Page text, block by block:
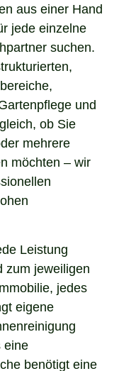
aus einer Hand
jede einzelne
suchen.
und
ob Sie
mehrere
möchten – wir
Leistung
zum jeweiligen
jedes
eigene
eine
benötigt eine